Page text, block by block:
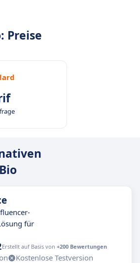
Preise
für
Erstellt auf Basis von +200 Bewertungen
Kostenlose Testversion